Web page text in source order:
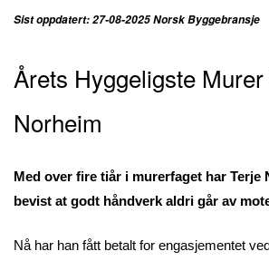
Sist oppdatert: 27-08-2025 Norsk Byggebransje
Årets Hyggeligste
Norheim
Med over fire tiår i murerfaget har Terje
bevist at godt håndverk aldri går av
Nå har han fått betalt for engasjementet